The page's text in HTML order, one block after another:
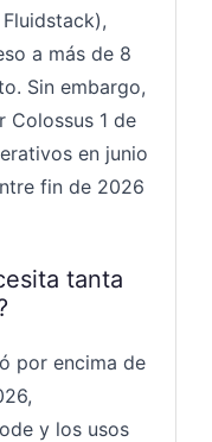
a más de 8
Sin embargo,
Colossus 1 de
en junio
fin de 2026
tanta
por encima de
y los usos